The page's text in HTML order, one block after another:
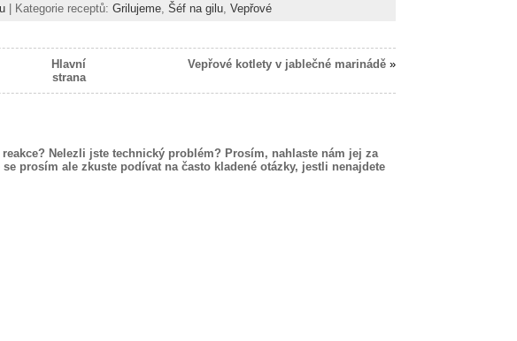
| Kategorie receptů: Grilujeme Šéf na gilu Vepřové
Hlavní
strana
Vepřové kotlety v jablečné marinádě »
Nelezli jste technický problém? Prosím, nahlaste nám jej za
se prosím ale zkuste podívat na často kladené otázky, jestli nenajdete